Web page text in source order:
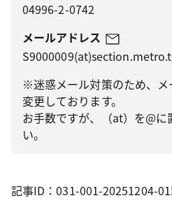
04996-2-0742
メールアドレス
※迷惑メール対策のため、メ
変更しております。
お手数ですが、（at）を@に
い。
記事ID：031-001-20251204-